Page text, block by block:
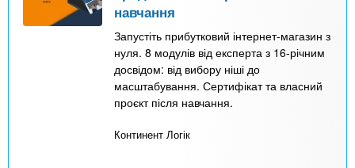
навчання
Запустіть прибутковий інтернет-магазин з
нуля. 8 модулів від експерта з 16-річним
досвідом: від вибору ніші до
масштабування. Сертифікат та власний
проєкт після навчання.
Континент Логік